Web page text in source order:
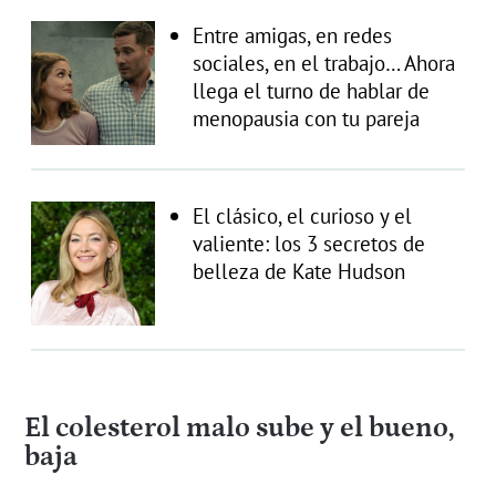
Entre amigas, en redes
sociales, en el trabajo… Ahora
llega el turno de hablar de
menopausia con tu pareja
El clásico, el curioso y el
valiente: los 3 secretos de
belleza de Kate Hudson
El colesterol malo sube y el bueno,
baja